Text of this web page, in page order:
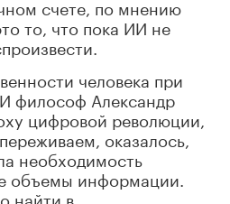
счете, по мнению
то, что пока ИИ не
человека при
философ Александр
цифровой революции,
оказалось,
необходимость
объемы информации.
найти в